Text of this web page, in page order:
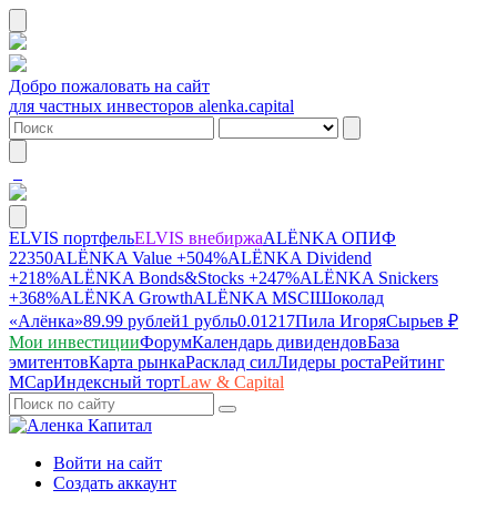
Добро пожаловать на сайт
для частных инвесторов alenka.capital
ELVIS портфельELVIS внебиржаALЁNKA ОПИФ
22350ALЁNKA Value +504%ALЁNKA Dividend
+218%ALЁNKA Bonds&Stocks +247%ALЁNKA Snickers
+368%ALЁNKA GrowthALЁNKA MSCIШоколад
«Алёнка»89.99 рублей1 рубль0.01217Пила ИгоряСырьев ₽
Мои инвестицииФорумКалендарь дивидендовБаза
эмитентовКарта рынкаРасклад силЛидеры ростаРейтинг
MCapИндексный тортLaw & Capital
Войти на сайт
Создать аккаунт